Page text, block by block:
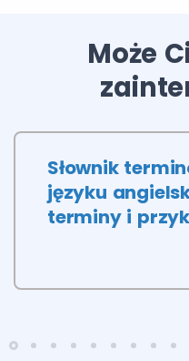
Może
Słownik
języku
terminy i